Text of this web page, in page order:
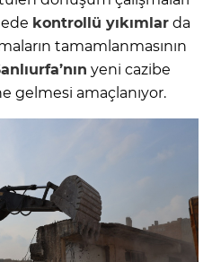
kontrollü yıkımlar da
tamamlanmasının
yeni cazibe
gelmesi amaçlanıyor.